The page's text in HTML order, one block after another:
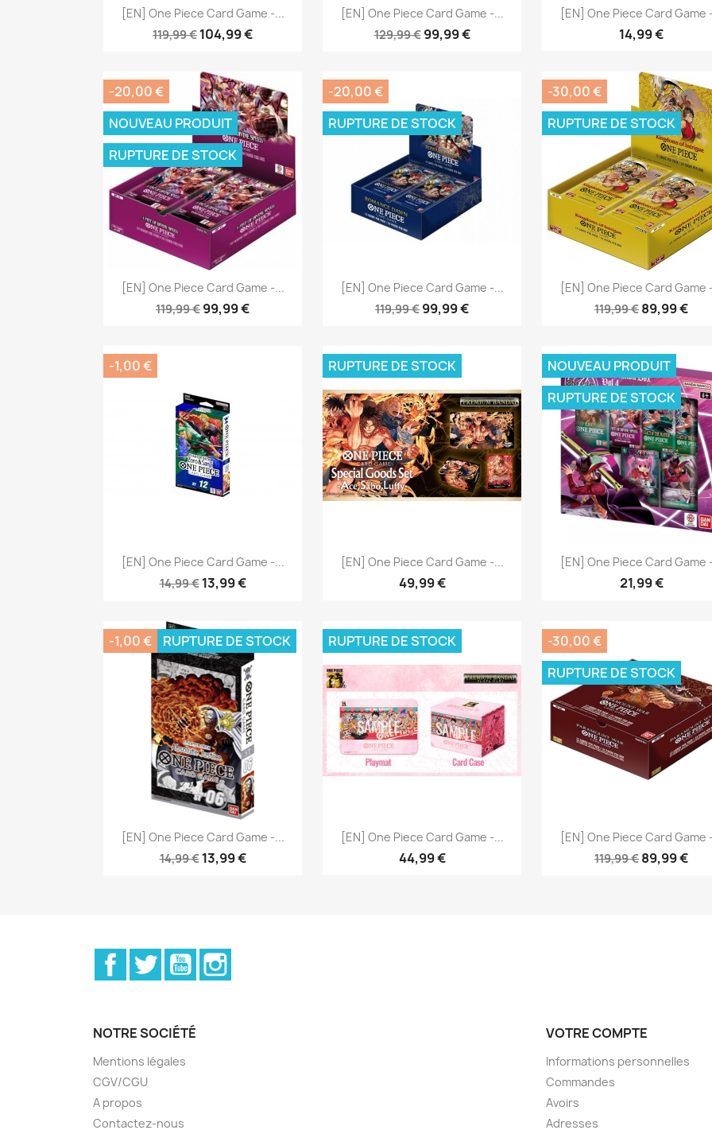
[EN] One Piece Card Game -...
119,99 € 104,99 €
Aperçu rapide
[EN] One Piece Card Game -...
129,99 € 99,99 €
Aperçu rapide [EN] One Piece Card Game
14,99 €
Aperçu rapide
[EN] One Piece Card Game -...
119,99 € 99,99 €
-20,00 €
NOUVEAU PRODUIT
RUPTURE DE STOCK
Aperçu rapide
[EN] One Piece Card Game -...
119,99 € 99,99 €
-20,00 €
RUPTURE DE STOCK
Aperçu rapide
[EN] One Piece Card Game
119,99 € 89,99 €
-30,00 €
RUPTURE DE STOCK
Aperçu rapide
[EN] One Piece Card Game -...
14,99 € 13,99 €
-1,00 €
Aperçu rapide [EN] One Piece Card Game -...
49,99 €
RUPTURE DE STOCK
Aperçu rapide [EN] One Piece Card Game
21,99 €
NOUVEAU PRODUIT
RUPTURE DE STOCK
Aperçu rapide
[EN] One Piece Card Game -...
14,99 € 13,99 €
-1,00 € RUPTURE DE STOCK
Aperçu rapide [EN] One Piece Card Game -...
44,99 €
RUPTURE DE STOCK
Aperçu rapide
[EN] One Piece Card Game
119,99 € 89,99 €
-30,00 €
RUPTURE DE STOCK
Aperçu rapide
FacebookTwitterYouTube
NOTRE SOCIÉTÉ
Mentions légales
CGV/CGU
A propos
Contactez-nous
VOTRE COMPTE
Informations personnelles
Commandes
Avoirs
Adresses